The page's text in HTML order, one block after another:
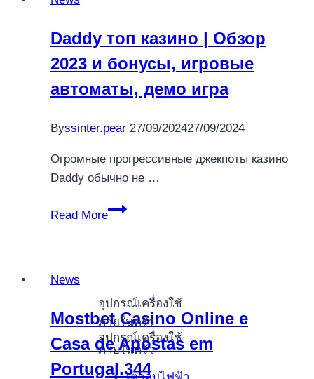
อุปกรณ์เครื่องใช้
ภายในครัว
อุปกรณ์เครื่องใช้
ภายในครัว
Çıxarışlar
2025
Daddy топ казино | Обзор
2023 и бонусы, игровые
автоматы, демо игра
Byssinter.pear 27/09/202427/09/2024
Огромные прогрессивные джекпоты казино
Daddy обычно не …
Read More
Daddy
2023
и
бонусы,
News
Mostbet Casino Online e
Casa de Apostas em
Portugal.344